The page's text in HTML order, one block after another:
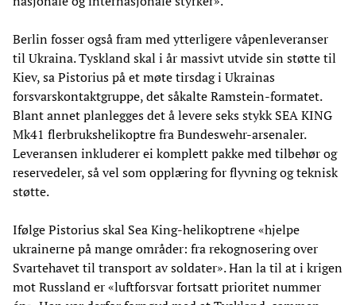
Berlin fosser også fram med ytterligere våpenleveranser
til Ukraina. Tyskland skal i år massivt utvide sin støtte til
Kiev, sa Pistorius på et møte tirsdag i Ukrainas
forsvarskontaktgruppe, det såkalte Ramstein-formatet.
Blant annet planlegges det å levere seks stykk SEA KING
Mk41 flerbrukshelikoptre fra Bundeswehr-arsenaler.
Leveransen inkluderer ei komplett pakke med tilbehør og
reservedeler, så vel som opplæring for flyvning og teknisk
støtte.
Ifølge Pistorius skal Sea King-helikoptrene «hjelpe
ukrainerne på mange områder: fra rekognosering over
Svartehavet til transport av soldater». Han la til at i krigen
mot Russland er «luftforsvar fortsatt prioritet nummer